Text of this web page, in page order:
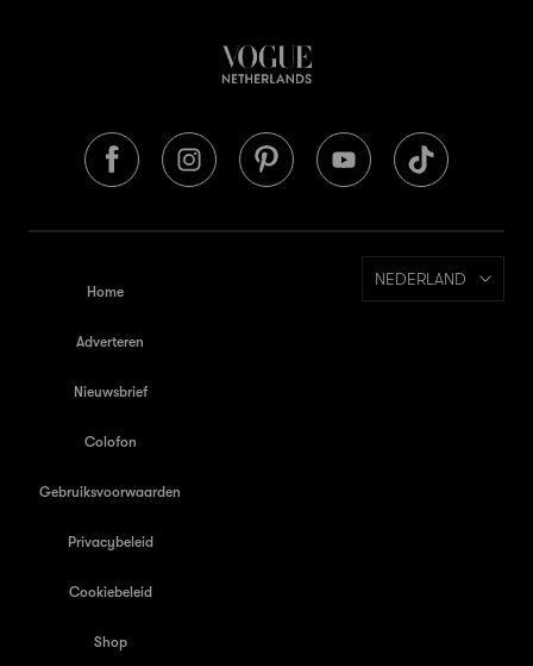
Home
Adverteren
Nieuwsbrief
Colofon
Gebruiksvoorwaarden
Privacybeleid
Cookiebeleid
Shop
NEDERLAND